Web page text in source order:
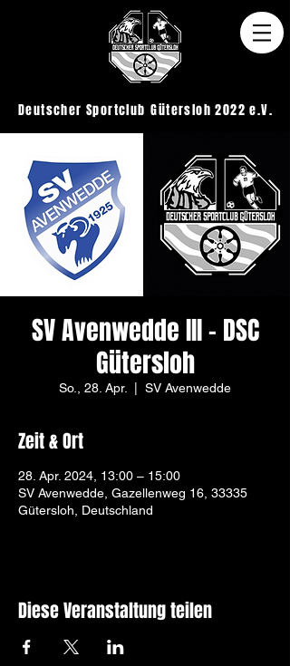
Gütersloh 2022 e.V.
Deutscher Sportclub
SV Avenwedde III - DSC
Gütersloh
So., 28. Apr. SV Avenwedde
Zeit & Ort
28. Apr. 2024, 13:00 – 15:00
SV Avenwedde, Gazellenweg 16, 33335
Gütersloh, Deutschland
Diese Veranstaltung teilen